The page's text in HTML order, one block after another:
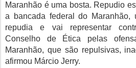
Maranhão é uma bosta. Repudio
a bancada federal do Maranhão,
repudia e vai representar
Conselho de Ética pelas
Maranhão, que são repulsivas,
afirmou Márcio Jerry.